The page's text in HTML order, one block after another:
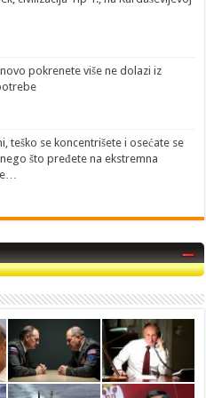
pokrenete više ne dolazi iz
teško se koncentrišete i osećate se
što pređete na ekstremna